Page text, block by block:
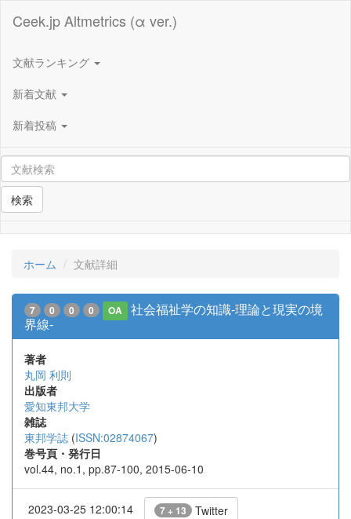
Ceek.jp Altmetrics (α ver.)
文献ランキング
新着文献
新着投稿
検索
ホーム 文献詳細
7 0 0 0 OA
社会福祉学の知識-理論と現実の境
界線-
著者
丸岡 利則
出版者
愛知東邦大学
雑誌
東邦学誌 (ISSN:02874067)
巻号頁・発行日
vol.44, no.1, pp.87-100, 2015-06-10
2023-03-25 12:00:14 7 + 13 Twitter